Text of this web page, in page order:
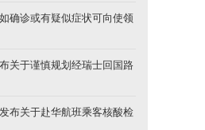
确诊或有疑似症状可向使领
关于谨慎规划经瑞士回国路
布关于赴华航班乘客核酸检